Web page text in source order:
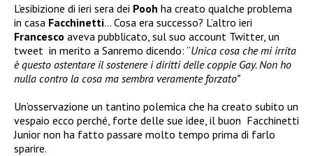
L’esibizione di ieri sera dei Pooh ha creato qualche problema
in casa Facchinetti… Cosa era successo? L’altro ieri
Francesco aveva pubblicato, sul suo account Twitter, un
tweet in merito a Sanremo dicendo: “Unica cosa che mi irrita
è questo ostentare il sostenere i diritti delle coppie Gay. Non ho
nulla contro la cosa ma sembra veramente forzato”
Un’osservazione un tantino polemica che ha creato subito un
vespaio ecco perché, forte delle sue idee, il buon Facchinetti
Junior non ha fatto passare molto tempo prima di farlo
sparire.